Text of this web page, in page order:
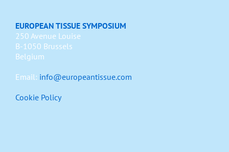
EUROPEAN TISSUE SYMPOSIUM
250 Avenue Louise
B-1050 Brussels
Belgium
Email: info@europeantissue.com
Cookie Policy